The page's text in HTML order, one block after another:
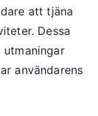
att tjäna
Dessa
utmaningar
användarens